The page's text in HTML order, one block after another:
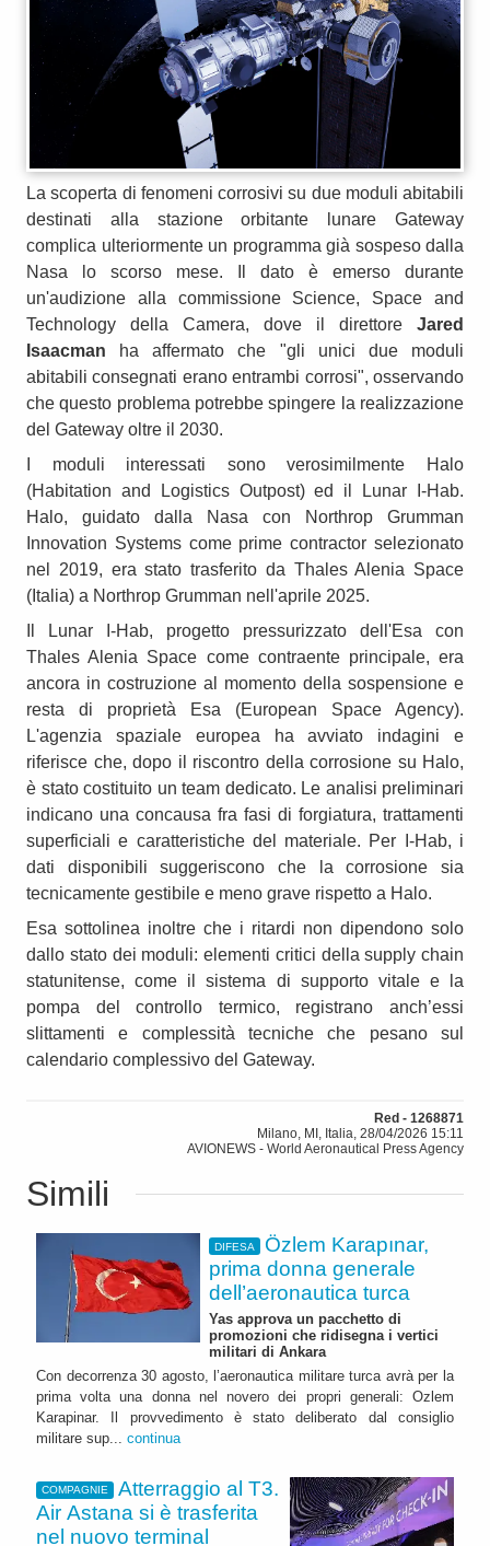
La scoperta di fenomeni corrosivi su due moduli abitabili
destinati alla stazione orbitante lunare Gateway
complica ulteriormente un programma già sospeso dalla
Nasa lo scorso mese. Il dato è emerso durante
un'audizione alla commissione Science, Space and
Technology della Camera, dove il direttore Jared
Isaacman ha affermato che "gli unici due moduli
abitabili consegnati erano entrambi corrosi", osservando
che questo problema potrebbe spingere la realizzazione
del Gateway oltre il 2030.
I moduli interessati sono verosimilmente Halo
(Habitation and Logistics Outpost) ed il Lunar I-Hab.
Halo, guidato dalla Nasa con Northrop Grumman
Innovation Systems come prime contractor selezionato
nel 2019, era stato trasferito da Thales Alenia Space
(Italia) a Northrop Grumman nell'aprile 2025.
Il Lunar I-Hab, progetto pressurizzato dell'Esa con
Thales Alenia Space come contraente principale, era
ancora in costruzione al momento della sospensione e
resta di proprietà Esa (European Space Agency).
L'agenzia spaziale europea ha avviato indagini e
riferisce che, dopo il riscontro della corrosione su Halo,
è stato costituito un team dedicato. Le analisi preliminari
indicano una concausa fra fasi di forgiatura, trattamenti
superficiali e caratteristiche del materiale. Per I‑Hab, i
dati disponibili suggeriscono che la corrosione sia
tecnicamente gestibile e meno grave rispetto a Halo.
Esa sottolinea inoltre che i ritardi non dipendono solo
dallo stato dei moduli: elementi critici della supply chain
statunitense, come il sistema di supporto vitale e la
pompa del controllo termico, registrano anch’essi
slittamenti e complessità tecniche che pesano sul
calendario complessivo del Gateway.
Red - 1268871
Milano, MI, Italia, 28/04/2026 15:11
AVIONEWS - World Aeronautical Press Agency
Simili
DIFESA
Özlem Karapınar,
prima donna generale
dell’aeronautica turca
Yas approva un pacchetto di
promozioni che ridisegna i vertici
militari di Ankara
Con decorrenza 30 agosto, l’aeronautica militare turca avrà per la
prima volta una donna nel novero dei propri generali: Ozlem
Karapinar. Il provvedimento è stato deliberato dal consiglio
militare sup... continua
COMPAGNIE
Atterraggio al T3.
Air Astana si è trasferita
nel nuovo terminal